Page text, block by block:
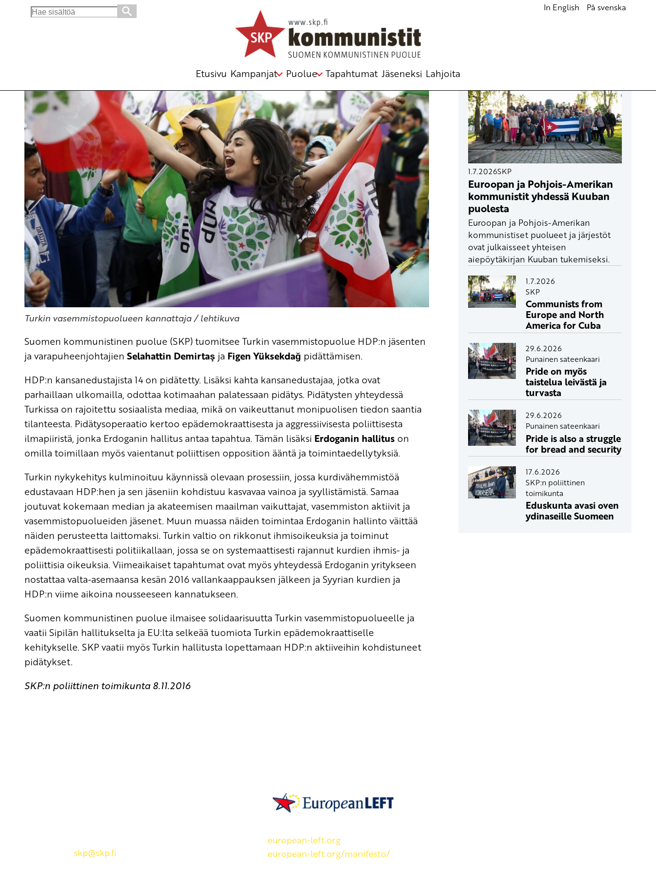
Search
In English På svenska
Etusivu Kampanjat Puolue Tapahtumat Jäseneksi Lahjoita
Turkin vasemmistopuolueen kannattaja / lehtikuva
Suomen kommunistinen puolue (SKP) tuomitsee Turkin vasemmistopuolue HDP:n jäsenten
ja varapuheenjohtajien Selahattin Demirtaş ja Figen Yüksekdağ pidättämisen.
HDP:n kansanedustajista 14 on pidätetty. Lisäksi kahta kansanedustajaa, jotka ovat
parhaillaan ulkomailla, odottaa kotimaahan palatessaan pidätys. Pidätysten yhteydessä
Turkissa on rajoitettu sosiaalista mediaa, mikä on vaikeuttanut monipuolisen tiedon saantia
tilanteesta. Pidätysoperaatio kertoo epädemokraattisesta ja aggressiivisesta poliittisesta
ilmapiiristä, jonka Erdoganin hallitus antaa tapahtua. Tämän lisäksi Erdoganin hallitus on
omilla toimillaan myös vaientanut poliittisen opposition ääntä ja toimintaedellytyksiä.
Turkin nykykehitys kulminoituu käynnissä olevaan prosessiin, jossa kurdivähemmistöä
edustavaan HDP:hen ja sen jäseniin kohdistuu kasvavaa vainoa ja syyllistämistä. Samaa
joutuvat kokemaan median ja akateemisen maailman vaikuttajat, vasemmiston aktiivit ja
vasemmistopuolueiden jäsenet. Muun muassa näiden toimintaa Erdoganin hallinto väittää
näiden perusteetta laittomaksi. Turkin valtio on rikkonut ihmisoikeuksia ja toiminut
epädemokraattisesti politiikallaan, jossa se on systemaattisesti rajannut kurdien ihmis- ja
poliittisia oikeuksia. Viimeaikaiset tapahtumat ovat myös yhteydessä Erdoganin yritykseen
nostattaa valta-asemaansa kesän 2016 vallankaappauksen jälkeen ja Syyrian kurdien ja
HDP:n viime aikoina nousseeseen kannatukseen.
Suomen kommunistinen puolue ilmaisee solidaarisuutta Turkin vasemmistopuolueelle ja
vaatii Sipilän hallitukselta ja EU:lta selkeää tuomiota Turkin epädemokraattiselle
kehitykselle. SKP vaatii myös Turkin hallitusta lopettamaan HDP:n aktiiveihin kohdistuneet
pidätykset.
SKP:n poliittinen toimikunta 8.11.2016
1.7.2026SKP
Euroopan ja Pohjois-Amerikan
kommunistit yhdessä Kuuban
puolesta
Euroopan ja Pohjois-Amerikan
kommunistiset puolueet ja järjestöt
ovat julkaisseet yhteisen
aiepöytäkirjan Kuuban tukemiseksi.
1.7.2026
SKP
Communists from
Europe and North
America for Cuba
29.6.2026
Punainen sateenkaari
Pride on myös
taistelua leivästä ja
turvasta
29.6.2026
Punainen sateenkaari
Pride is also a struggle
for bread and security
17.6.2026
SKP:n poliittinen
toimikunta
Eduskunta avasi oven
ydinaseille Suomeen
skp@skp.fi
european-left.org
european-left.org/manifesto/